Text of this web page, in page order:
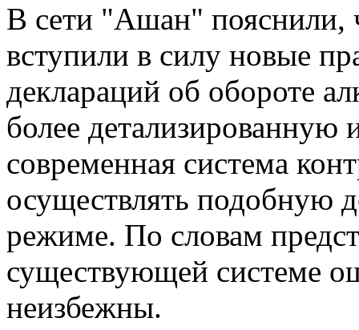
В сети "Ашан" пояснили,
вступили в силу новые
деклараций об обороте
более
современная система
осуществлять подобную
режиме. По словам
существующей системе
неизбежны.